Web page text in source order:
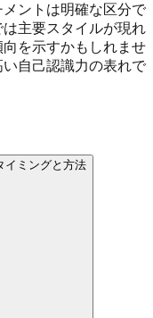
ントは明確な区分で
主要スタイルが現れ
を示すかもしれませ
自己認識力の表れで
イミングと方法